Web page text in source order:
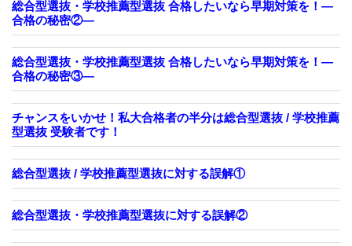
総合型選抜・学校推薦型選抜 合格したいなら早期対策を！—
合格の秘密②—
総合型選抜・学校推薦型選抜 合格したいなら早期対策を！—
合格の秘密③—
チャンスをいかせ！私大合格者の半分は総合型選抜 / 学校推薦
型選抜 受験者です！
総合型選抜 / 学校推薦型選抜に対する誤解①
総合型選抜・学校推薦型選抜に対する誤解②